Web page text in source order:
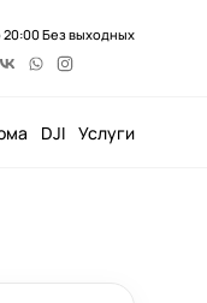
20:00 Без выходных
DJI Услуги